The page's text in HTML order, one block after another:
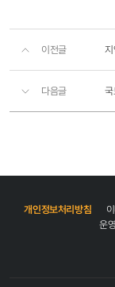
이전글 지
다음글 국
개인정보처리방침
운